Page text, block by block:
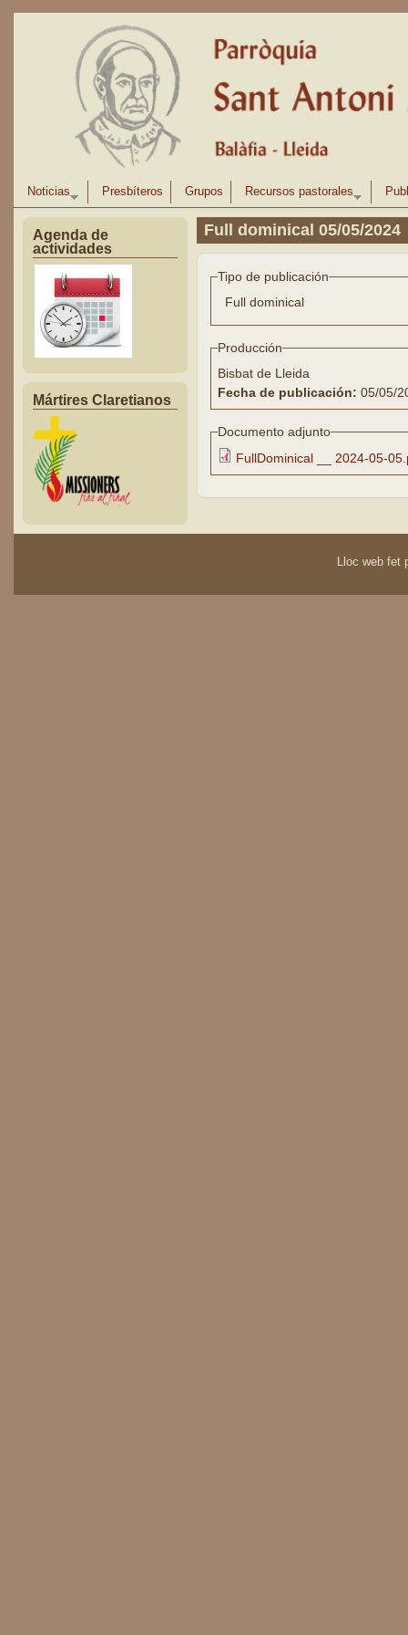
Pasar al contenido principal
Noticias Presbíteros Grupos Recursos pastorales
Agenda de
actividades
Mártires Claretianos
Full dominical 05/05/2024
Tipo de publicación
Full dominical
Producción
Bisbat de Lleida
Fecha de publicación: 05/05/
Documento adjunto
FullDominical __ 2024-05-
Lloc web fet